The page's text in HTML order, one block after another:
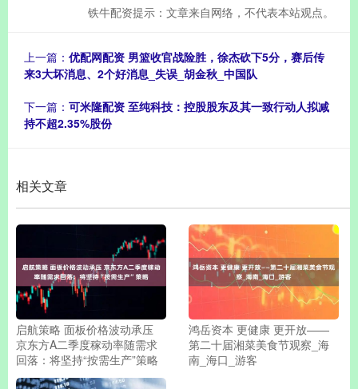
铁牛配资提示：文章来自网络，不代表本站观点。
上一篇： 优配网配资 男篮收官战险胜，徐杰砍下5分，赛后传
来3大坏消息、2个好消息_失误_胡金秋_中国队
下一篇： 可米隆配资 至纯科技：控股股东及其一致行动人拟减
持不超2.35%股份
相关文章
启航策略 面板价格波动承压
京东方A二季度稼动率随需求
回落：将坚持“按需生产”策略
鸿岳资本 更健康 更开放——
第二十届湘菜美食节观察_海
南_海口_游客